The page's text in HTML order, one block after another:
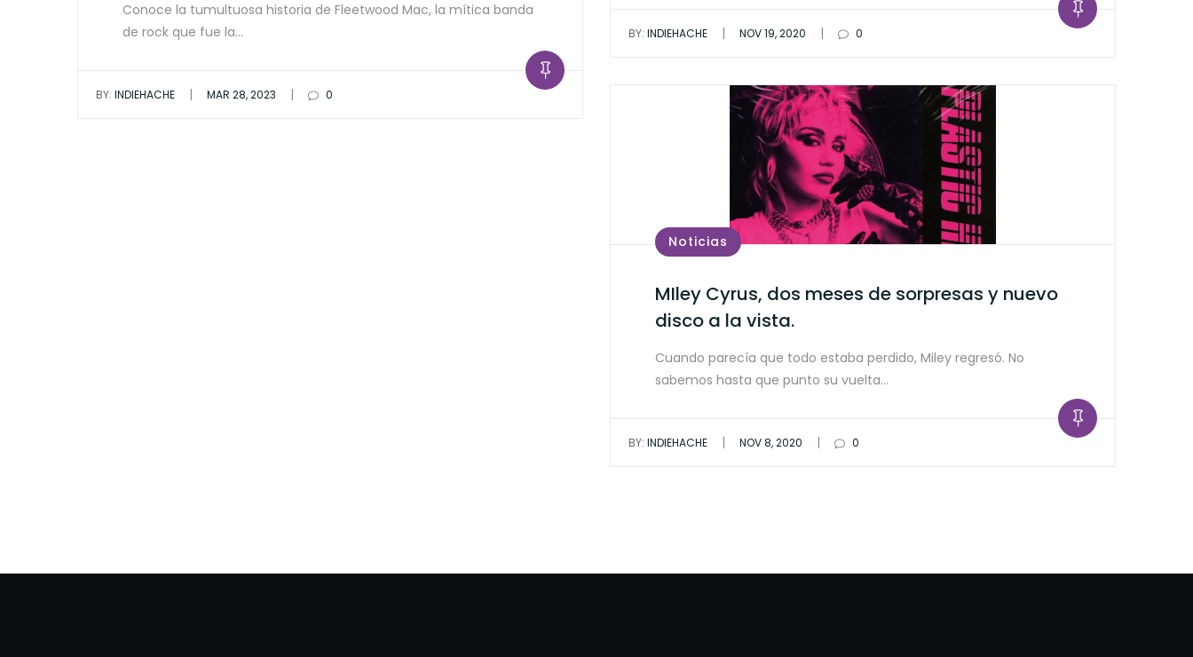
Conoce la tumultuosa historia de Fleetwood Mac, la mítica banda
de rock que fue la…
BY: INDIEHACHE | MAR 28, 2023 | 0
BY: INDIEHACHE | NOV 19, 2020 | 0
Noticias
MIley Cyrus, dos meses de sorpresas y nuevo
disco a la vista.
Cuando parecía que todo estaba perdido, Miley regresó. No
sabemos hasta que punto su vuelta…
BY: INDIEHACHE | NOV 8, 2020 | 0